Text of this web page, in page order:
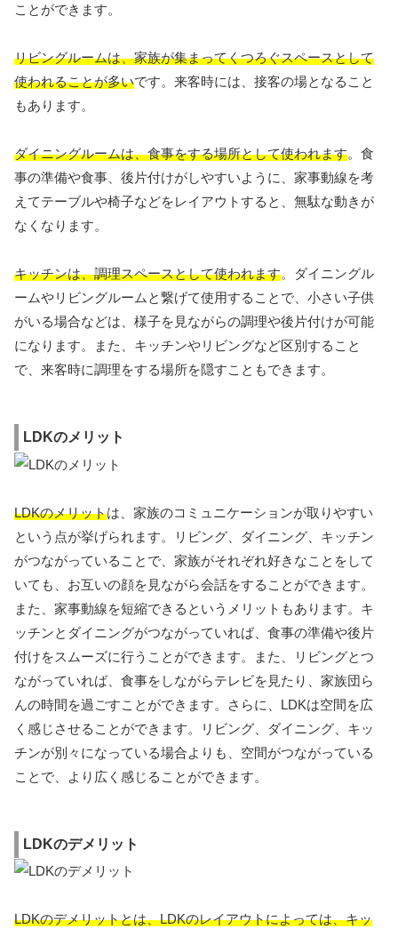
ことができます。
リビングルームは、家族が集まってくつろぐスペースとして
使われることが多いです。来客時には、接客の場となること
もあります。
ダイニングルームは、食事をする場所として使われます。食
事の準備や食事、後片付けがしやすいように、家事動線を考
えてテーブルや椅子などをレイアウトすると、無駄な動きが
なくなります。
キッチンは、調理スペースとして使われます。ダイニングル
ームやリビングルームと繋げて使用することで、小さい子供
がいる場合などは、様子を見ながらの調理や後片付けが可能
になります。また、キッチンやリビングなど区別すること
で、来客時に調理をする場所を隠すこともできます。
LDKのメリット
LDKのメリットは、家族のコミュニケーションが取りやすい
という点が挙げられます。リビング、ダイニング、キッチン
がつながっていることで、家族がそれぞれ好きなことをして
いても、お互いの顔を見ながら会話をすることができます。
また、家事動線を短縮できるというメリットもあります。キ
ッチンとダイニングがつながっていれば、食事の準備や後片
付けをスムーズに行うことができます。また、リビングとつ
ながっていれば、食事をしながらテレビを見たり、家族団ら
んの時間を過ごすことができます。さらに、LDKは空間を広
く感じさせることができます。リビング、ダイニング、キッ
チンが別々になっている場合よりも、空間がつながっている
ことで、より広く感じることができます。
LDKのデメリット
LDKのデメリットとは、LDKのレイアウトによっては、キッ